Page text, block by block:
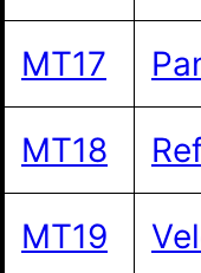
MT17
MT18
MT19